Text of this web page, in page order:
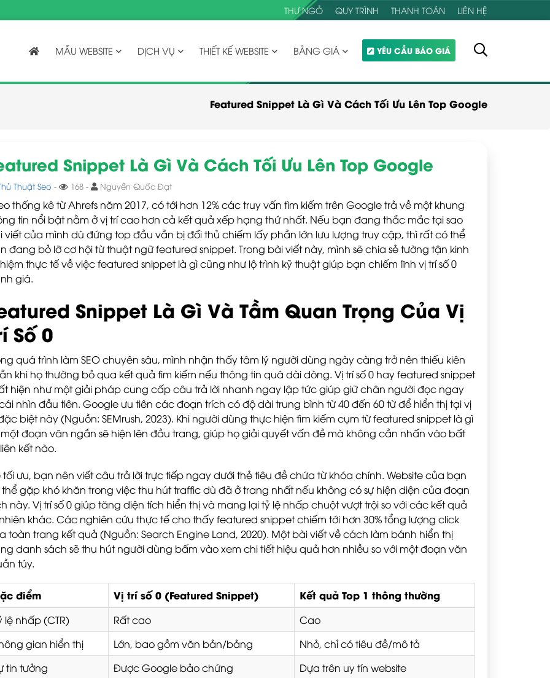
THƯ NGỎ QUY TRÌNH THANH TOÁN LIÊN HỆ
MẪU WEBSITE DỊCH VỤ THIẾT KẾ WEBSITE BẢNG GIÁ YÊU CẦU BÁO GIÁ
Featured Snippet Là Gì Và Cách Tối Ưu Lên Top Google
Snippet Là Gì Và Cách Tối Ưu Lên Top Google
Thuật Seo - 168 - Nguyễn Quốc Đạt
thống kê từ Ahrefs năm 2017, có tới hơn 12% các truy vấn tìm kiếm trên Google trả về một khung
tin nổi bật nằm ở vị trí cao hơn cả kết quả xếp hạng thứ nhất. Nếu bạn đang thắc mắc tại sao
viết của mình dù đứng top đầu vẫn bị đối thủ chiếm lấy phần lớn lưu lượng truy cập, thì rất có thể
đang bỏ lỡ cơ hội từ thuật ngữ featured snippet. Trong bài viết này, mình sẽ chia sẻ tường tận kinh
thực tế về việc featured snippet là gì cũng như lộ trình kỹ thuật giúp bạn chiếm lĩnh vị trí số 0
giá.
Snippet Là Gì Và Tầm Quan Trọng Của Vị
Số 0
quá trình làm SEO chuyên sâu, mình nhận thấy tâm lý người dùng ngày càng trở nên thiếu kiên
khi họ thường bỏ qua kết quả tìm kiếm nếu thông tin quá dài dòng. Vị trí số 0 hay featured snippet
hiện như một giải pháp cung cấp câu trả lời nhanh ngay lập tức giúp giữ chân người đọc ngay
nhìn đầu tiên. Google ưu tiên các đoạn trích có độ dài trung bình từ 40 đến 60 từ để hiển thị tại vị
biệt này (Nguồn: SEMrush, 2023). Khi người dùng thực hiện tìm kiếm cụm từ featured snippet là gì
đoạn văn ngắn sẽ hiện lên đầu trang, giúp họ giải quyết vấn đề mà không cần nhấn vào bất
kết nào.
ưu, bạn nên viết câu trả lời trực tiếp ngay dưới thẻ tiêu đề chứa từ khóa chính. Website của bạn
gặp khó khăn trong việc thu hút traffic dù đã ở trang nhất nếu không có sự hiện diện của đoạn
này. Vị trí số 0 giúp tăng diện tích hiển thị và mang lại tỷ lệ nhấp chuột vượt trội so với các kết quả
khác. Các nghiên cứu thực tế cho thấy featured snippet chiếm tới hơn 30% tổng lượng click
toàn trang kết quả (Nguồn: Search Engine Land, 2020). Một bài viết về cách làm bánh hiển thị
danh sách sẽ thu hút người dùng bấm vào xem chi tiết hiệu quả hơn nhiều so với một đoạn văn
túy.
điểm Vị trí số 0 (Featured Snippet) Kết quả Top 1 thông thường
lệ nhấp (CTR) Rất cao
Cao
gian hiển thị
Lớn, bao gồm văn bản/bảng
Nhỏ, chỉ có tiêu đề/mô tả
tin tưởng
Được Google bảo chứng
Dựa trên uy tín website